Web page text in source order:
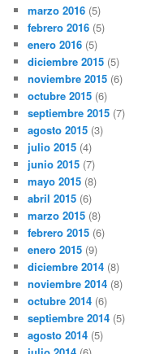
marzo 2016 (5)
febrero 2016 (5)
enero 2016 (5)
diciembre 2015 (5)
noviembre 2015 (6)
octubre 2015 (6)
septiembre 2015 (7)
agosto 2015 (3)
julio 2015 (4)
junio 2015 (7)
mayo 2015 (8)
abril 2015 (6)
marzo 2015 (8)
febrero 2015 (6)
enero 2015 (9)
diciembre 2014 (8)
noviembre 2014 (8)
octubre 2014 (6)
septiembre 2014 (5)
agosto 2014 (5)